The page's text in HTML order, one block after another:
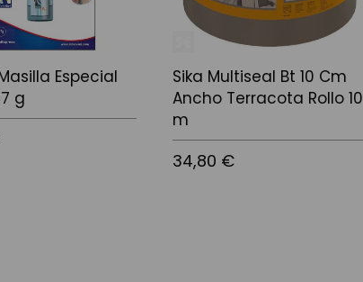
Especial
g
Sika Multiseal Bt 10 Cm
Ancho Terracota Rollo 10
m
34,80 €